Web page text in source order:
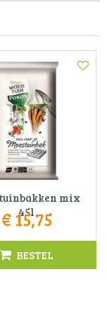
mix
45l
€ 15,75
BESTEL